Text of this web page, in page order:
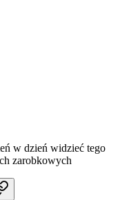
w dzień widzieć tego
zarobkowych